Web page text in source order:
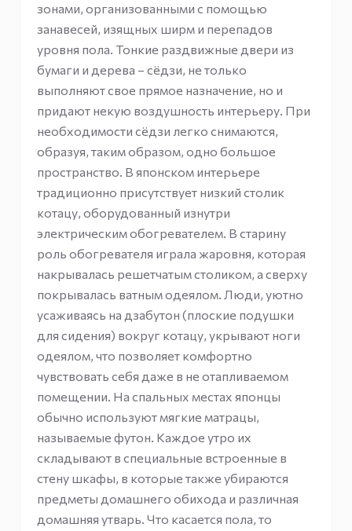
зонами, организованными с помощью
занавесей, изящных ширм и перепадов
уровня пола. Тонкие раздвижные двери из
бумаги и дерева – сёдзи, не только
выполняют свое прямое назначение, но и
придают некую воздушность интерьеру. При
необходимости сёдзи легко снимаются,
образуя, таким образом, одно большое
пространство. В японском интерьере
традиционно присутствует низкий столик
котацу, оборудованный изнутри
электрическим обогревателем. В старину
роль обогревателя играла жаровня, которая
накрывалась решетчатым столиком, а сверху
покрывалась ватным одеялом. Люди, уютно
усаживаясь на дзабутон (плоские подушки
для сидения) вокруг котацу, укрывают ноги
одеялом, что позволяет комфортно
чувствовать себя даже в не отапливаемом
помещении. На спальных местах японцы
обычно используют мягкие матрацы,
называемые футон. Каждое утро их
складывают в специальные встроенные в
стену шкафы, в которые также убираются
предметы домашнего обихода и различная
домашняя утварь. Что касается пола, то